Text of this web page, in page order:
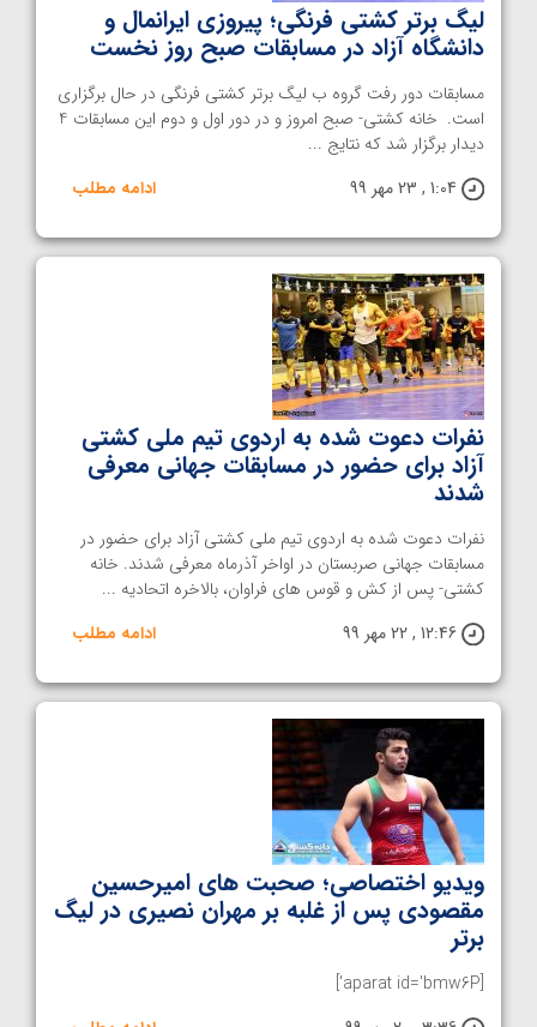
لیگ برتر کشتی فرنگی؛ پیروزی ایرانمال و
دانشگاه آزاد در مسابقات صبح روز نخست
مسابقات دور رفت گروه ب لیگ برتر کشتی فرنگی در حال برگزاری
است. خانه کشتی- صبح امروز و در دور اول و دوم این مسابقات 4
دیدار برگزار شد که نتایج ...
1:04 , 23 مهر 99
ادامه مطلب
نفرات دعوت شده به اردوی تیم ملی کشتی
آزاد برای حضور در مسابقات جهانی معرفی
شدند
نفرات دعوت شده به اردوی تیم ملی کشتی آزاد برای حضور در
مسابقات جهانی صربستان در اواخر آذرماه معرفی شدند. خانه
کشتی- پس از کش و قوس های فراوان، بالاخره اتحادیه ...
12:46 , 22 مهر 99
ادامه مطلب
ویدیو اختصاصی؛ صحبت های امیرحسین
مقصودی پس از غلبه بر مهران نصیری در لیگ
برتر
[aparat id='bmw6P']